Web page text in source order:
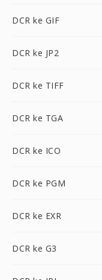
DCR ke GIF
DCR ke JP2
DCR ke TIFF
DCR ke TGA
DCR ke ICO
DCR ke PGM
DCR ke EXR
DCR ke G3